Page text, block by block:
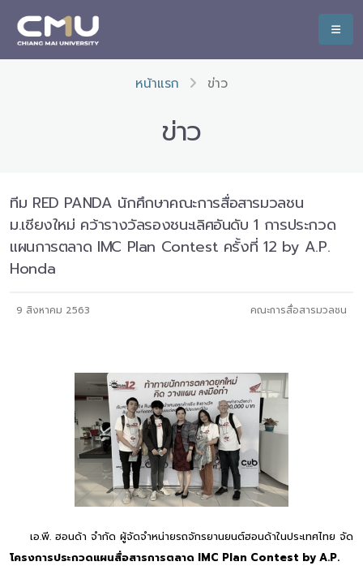
หน้าแรก ข่าว
ข่าว
ทีม RED PANDA นักศึกษาคณะการสื่อสารมวลชน
ม.เชียงใหม่ คว้ารางวัลรองชนะเลิศอันดับ 1 การประกวด
แผนการตลาด IMC Plan Contest ครั้งที่ 12 by A.P.
Honda
9 สิงหาคม 2563 คณะการสื่อสารมวลชน
เอ.พี. ฮอนด้า จำกัด ผู้จัดจำหน่ายรถจักรยานยนต์ฮอนด้าในประเทศไทย จัด
โครงการประกวดแผนสื่อสารการตลาด IMC Plan Contest by A.P.